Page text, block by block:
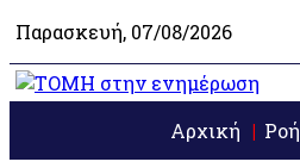
Παρασκευή, 07/08/2026
Αρχική Ροή